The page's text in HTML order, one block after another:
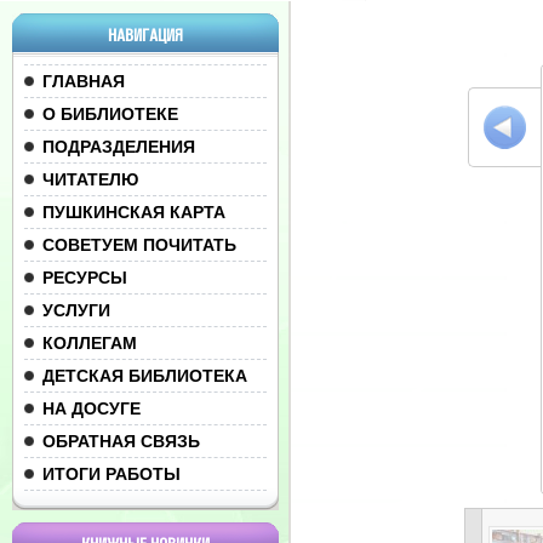
НАВИГАЦИЯ
ГЛАВНАЯ
О БИБЛИОТЕКЕ
ПОДРАЗДЕЛЕНИЯ
ЧИТАТЕЛЮ
ПУШКИНСКАЯ КАРТА
СОВЕТУЕМ ПОЧИТАТЬ
РЕСУРСЫ
УСЛУГИ
КОЛЛЕГАМ
ДЕТСКАЯ БИБЛИОТЕКА
НА ДОСУГЕ
ОБРАТНАЯ СВЯЗЬ
ИТОГИ РАБОТЫ